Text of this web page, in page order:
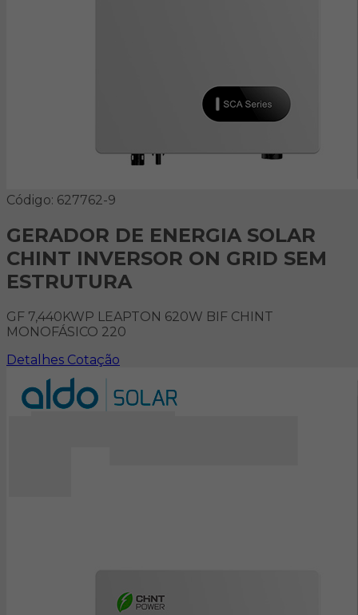
Código: 627762-9
GERADOR DE ENERGIA SOLAR
CHINT INVERSOR ON GRID SEM
ESTRUTURA
GF 7,440KWP LEAPTON 620W BIF CHINT
MONOFÁSICO 220
Detalhes Cotação